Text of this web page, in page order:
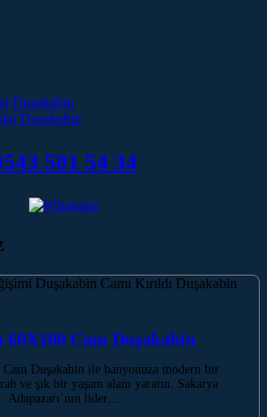
Duşakabin
Duşakabin
501 54 34
60X100 Cam Duşakabin
Duşakabin ile banyonuza modern bir
ve şık bir yaşam alanı yaratın. Sakarya
Adapazarı’nın lider…